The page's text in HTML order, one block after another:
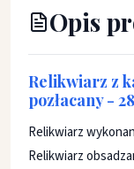
Opis
Relikwiarz z
pozłacany -
Relikwiarz
Relikwiarz